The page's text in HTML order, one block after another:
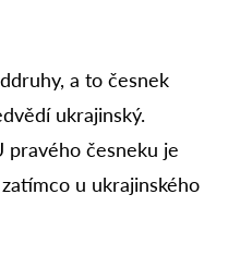
a to česnek
ukrajinský.
pravého česneku je
u ukrajinského